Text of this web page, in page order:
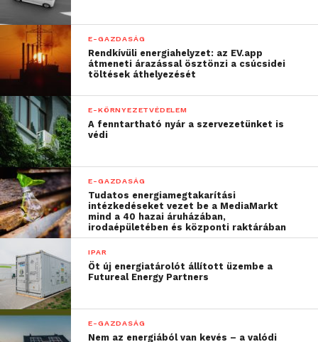
megőrzéséhez
kulcsfontosságú az
öntözött területek
arányának növelése, az
elavult öntözőrendszerek
korszerűsítése, valamint
a feldolgozóipar
igényeihez igazított,
modern fajták
termesztése”
– mondta Hajdú Róbert, a Syngenta szakértője.
Hozzátette: a Syngenta portfóliójában jelenleg négy
normálédes és hat szuperédes fajta található,
amelyek közül a GSS5649 és GSS3071 kiváló
E-GAZDASÁG
Rendkívüli energiahelyzet: az EV.app
átmeneti árazással ösztönzi a csúcsidei
töltések áthelyezését
E-KÖRNYEZETVÉDELEM
A fenntartható nyár a szervezetünket is
védi
E-GAZDASÁG
Tudatos energiamegtakarítási
intézkedéseket vezet be a MediaMarkt
mind a 40 hazai áruházában,
irodaépületében és központi raktárában
IPAR
Öt új energiatárolót állított üzembe a
Futureal Energy Partners
E-GAZDASÁG
Nem az energiából van kevés – a valódi